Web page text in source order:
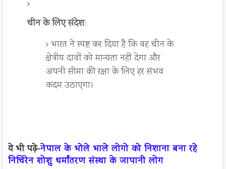
चीन के लिए संदेश:
भारत ने स्पष्ट कर दिया है कि वह चीन के
क्षेत्रीय दावों को मान्यता नहीं देगा और
अपनी सीमा की रक्षा के लिए हर संभव
कदम उठाएगा।
ये भी पढ़े-नेपाल के भोले भाले लोगो को निशाना बना रहे
निचिरेन शोशु धर्मांतरण संस्था के जापानी लोग